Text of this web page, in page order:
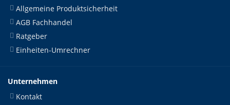
Allgemeine Produktsicherheit
AGB Fachhandel
Ratgeber
Einheiten-Umrechner
Unternehmen
Kontakt